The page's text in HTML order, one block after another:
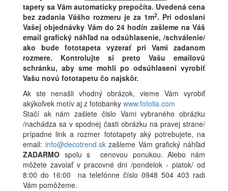
tapety sa Vám automaticky prepočíta. Uvedená cena
bez zadania Vášho rozmeru je za 1m2. Pri odoslaní
Vašej objednávky Vám do 24 hodín zašleme na Váš
email grafický náhľad na odsúhlasenie, /schválenie/
ako bude fototapeta vyzerať pri Vami zadanom
rozmere. Kontrolujte si preto Vašu emailovú
schránku, aby sme mohli po odsúhlasení vyrobiť
Vašu novú fototapetu čo najskôr.
Ak ste nenašli vhodný obrázok, vieme Vám vyrobiť
akýkoľvek motív aj z fotobanky www.fotolia.com
Stačí ak nám zašlete čislo Vami vybraného obrázku
/nachádza sa v spodnej časti obrázku na pravej strane/
prípadne link a rozmer fototapety aký potrebujete, na
email: info@decotrend.skzašleme Vám grafický náhľad
ZADARMO spolu s cenovou ponukou. Alebo nám
môžete zavolať v pracovné dni /pondelok - piatok/ od
8:00 do 16:00 na telefónne číslo 0948 504 403 radi
Vám pomôžeme.